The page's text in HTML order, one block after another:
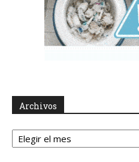
Archivos
Archivos